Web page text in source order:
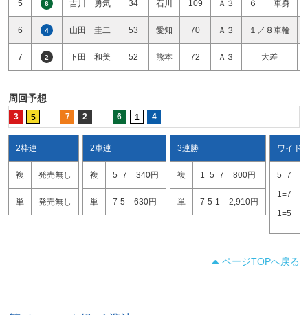
5 6 吉川 勇気 34 石川 109 Ａ３ ６ 車身
6 4 山田 圭二 53 愛知 70 Ａ３ １／８車輪
7 2 下田 和美 52 熊本 72 Ａ３ 大差
周回予想
3 5 7 2 6 1 4
2枠連
複 発売無し
単 発売無し
2車連
複 5=7 340円
単 7-5 630円
3連勝
複 1=5=7 800円
単 7-5-1 2,910円
ワイド
5=7
1=7
1=5
ページTOPへ戻る